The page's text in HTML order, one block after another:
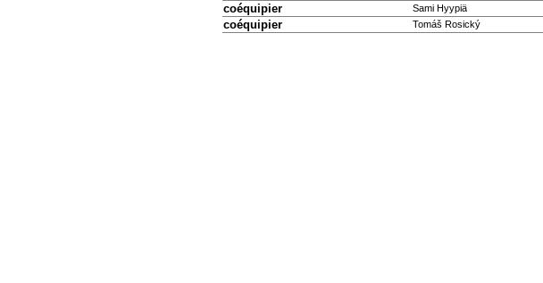
coéquipier Sami Hyypiä
coéquipier Tomáš Rosický